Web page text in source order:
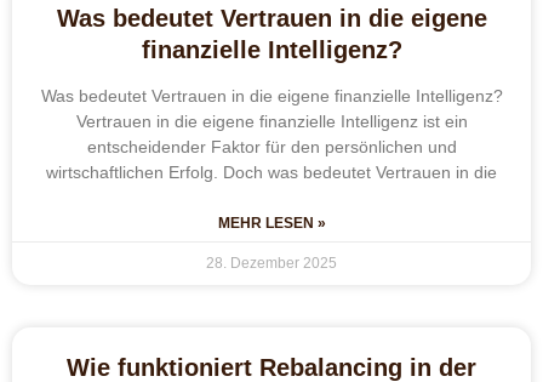
Was bedeutet Vertrauen in die eigene
finanzielle Intelligenz?
Was bedeutet Vertrauen in die eigene finanzielle Intelligenz?
Vertrauen in die eigene finanzielle Intelligenz ist ein
entscheidender Faktor für den persönlichen und
wirtschaftlichen Erfolg. Doch was bedeutet Vertrauen in die
MEHR LESEN »
28. Dezember 2025
Wie funktioniert Rebalancing in der